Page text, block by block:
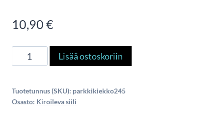
10,90 €
Kiroilevasiili-
parkkikiekko
määrä
Lisää ostoskoriin
Tuotetunnus (SKU): parkkikiekko245
Osasto: Kiroileva siili